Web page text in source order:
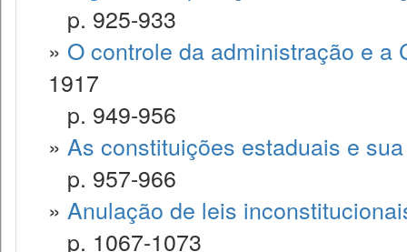
p. 925-933
» O controle da administração e
1917
p. 949-956
» As constituições estaduais e
p. 957-966
» Anulação de leis
p. 1067-1073